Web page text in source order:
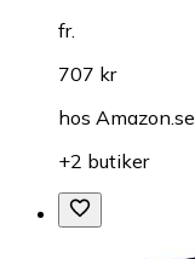
fr.
707 kr
hos Amazon.se
+2 butiker